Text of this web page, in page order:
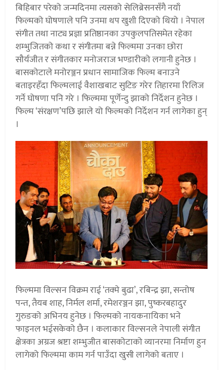
बिहिबार परेको जन्मदिनमा त्यसको सेलिब्रेसनसँगै नयाँ
फिल्मको घोषणाले पनि उनमा थप खुशी दिएको थियो । नेपाल
संगीत तथा नाट्य प्रज्ञा प्रतिष्ठानका उपकुलपतिसमेत रहेका
शम्भुजितको कथा र संगीतमा बन्ने फिल्ममा उनका छोरा
सौर्यजीत र संगीतकार मनोजराज भण्डारीको लगानी हुनेछ ।
बासकोटाले मनोरञ्जन प्रधान सामाजिक फिल्म बनाउने
बताइरहँदा फिल्मलाई वैशाखबाट सुटिङ गरेर तिहारमा रिलिज
गर्ने घोषणा पनि गरे । फिल्ममा पूर्णेन्दु झाको निर्देशन हुनेछ ।
फिल्म ‘संरक्षण’पछि झाले यो फिल्मको निर्देशन गर्न लागेका हुन्
।
फिल्ममा विल्सन विक्रम राई ‘तक्मे बुढा’, रबिन्द्र झा, सन्तोष
पन्त, तैयब शाह, निर्मल शर्मा, रमेशरञ्जन झा, पुष्करबहादुर
गुरुङको अभिनय हुनेछ । फिल्मको नायकनायिका भने
फाइनल भईसकेको छैन । कलाकार विल्सनले नेपाली संगीत
क्षेत्रका अग्रज श्रष्टा शम्भुजीत बासकोटाको व्यानरमा निर्माण हुन
लागेको फिल्ममा काम गर्न पाउँदा खुसी लागेको बताए ।